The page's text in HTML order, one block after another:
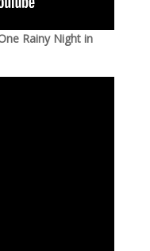
Rainy Night in